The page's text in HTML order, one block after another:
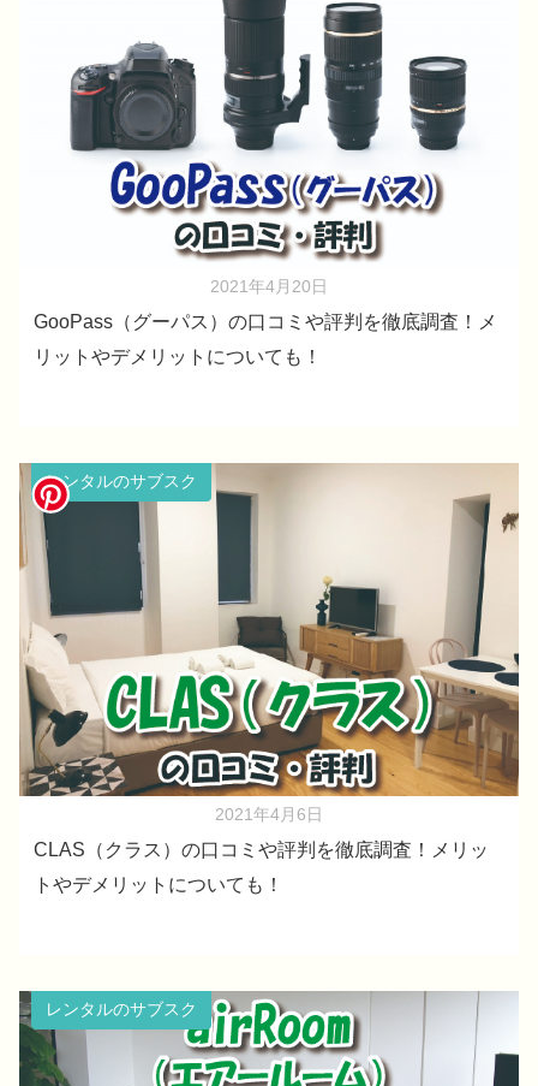
2021年4月20日
GooPass（グーパス）の口コミや評判を徹底調査！メ
リットやデメリットについても！
レンタルのサブスク
2021年4月6日
CLAS（クラス）の口コミや評判を徹底調査！メリッ
トやデメリットについても！
レンタルのサブスク